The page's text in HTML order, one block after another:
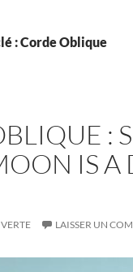
: Corde Oblique
:
IS A
VERTE LAISSER UN